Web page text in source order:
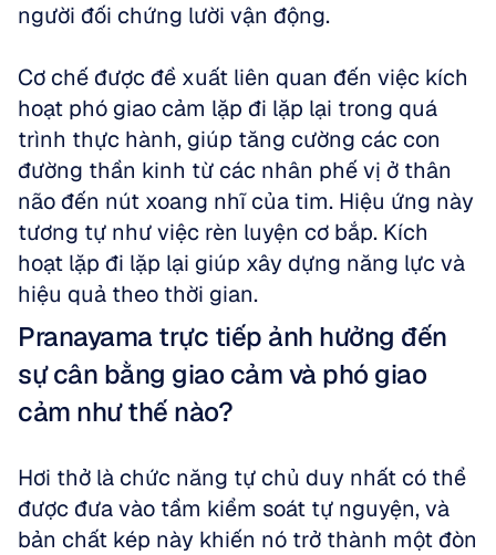
người đối chứng lười vận động.
Cơ chế được đề xuất liên quan đến việc kích
hoạt phó giao cảm lặp đi lặp lại trong quá
trình thực hành, giúp tăng cường các con
đường thần kinh từ các nhân phế vị ở thân
não đến nút xoang nhĩ của tim. Hiệu ứng này
tương tự như việc rèn luyện cơ bắp. Kích
hoạt lặp đi lặp lại giúp xây dựng năng lực và
hiệu quả theo thời gian.
Pranayama trực tiếp ảnh hưởng đến
sự cân bằng giao cảm và phó giao
cảm như thế nào?
Hơi thở là chức năng tự chủ duy nhất có thể
được đưa vào tầm kiểm soát tự nguyện, và
bản chất kép này khiến nó trở thành một đòn